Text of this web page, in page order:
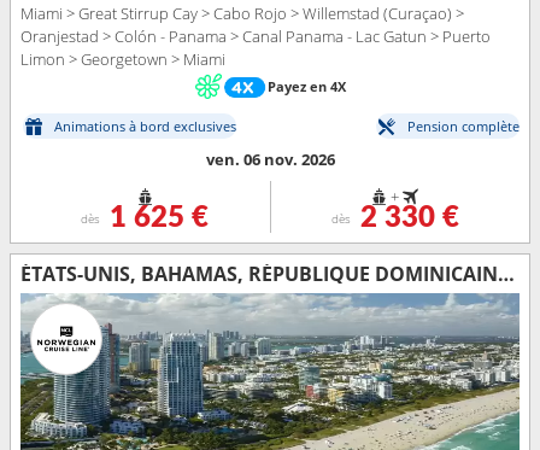
Miami > Great Stirrup Cay > Cabo Rojo > Willemstad (Curaçao) >
Oranjestad > Colón - Panama > Canal Panama - Lac Gatun > Puerto
Limon > Georgetown > Miami
Payez en 4X
Animations à bord exclusives Pension complète
ven. 06 nov. 2026
dès 1 625 €
+
dès 2 330 €
ÉTATS-UNIS, BAHAMAS, RÉPUBLIQUE DOMINICAINE, ARUBA, COLOMBIE, PANAMA, COSTA RICA